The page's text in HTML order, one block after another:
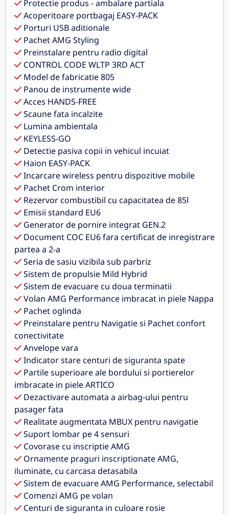
Protectie produs - ambalare partiala
Acoperitoare portbagaj EASY-PACK
Porturi USB aditionale
Pachet AMG Styling
Preinstalare pentru radio digital
CONTROL CODE WLTP 3RD ACT
Model de fabricatie 805
Panou de instrumente wide
Acces HANDS-FREE
Scaune fata incalzite
Lumina ambientala
KEYLESS-GO
Detectie pasiva copii in vehicul incuiat
Haion EASY-PACK
Incarcare wireless pentru dispozitive mobile
Pachet Crom interior
Rezervor combustibil cu capacitatea de 85l
Emisii standard EU6
Generator de pornire integrat GEN.2
Document COC EU6 fara certificat de inregistrare
partea a 2-a
Seria de sasiu vizibila sub parbriz
Sistem de propulsie Mild Hybrid
Sistem de evacuare cu doua terminatii
Volan AMG Performance imbracat in piele Nappa
Pachet oglinda
Preinstalare pentru Navigatie si Pachet confort
conectivitate
Anvelope vara
Indicator stare centuri de siguranta spate
Partile superioare ale bordului si portierelor
imbracate in piele ARTICO
Dezactivare automata a airbag-ului pentru
pasager fata
Realitate augmentata MBUX pentru navigatie
Suport lombar pe 4 sensuri
Covorase cu inscriptie AMG
Ornamente praguri inscriptionate AMG,
iluminate, cu carcasa detasabila
Sistem de evacuare AMG Performance, selectabil
Comenzi AMG pe volan
Centuri de siguranta in culoare rosie